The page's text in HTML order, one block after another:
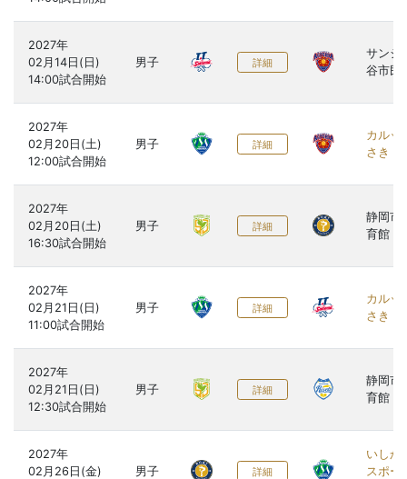
2027年
02月14日(日)
男子 詳細
サンシ
谷市民
2027年
02月20日(土)
男子 詳細
カルッ
さき
2027年
02月20日(土)
男子 詳細
静岡市
育館
2027年
02月21日(日)
男子 詳細
カルッ
さき
2027年
02月21日(日)
男子 詳細
静岡市
育館
2027年
02月26日(金)
男子 詳細
いしか
スポー